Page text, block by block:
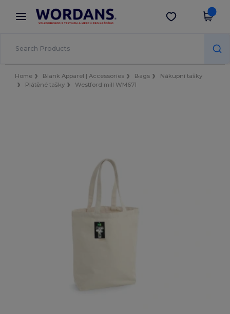
× Aplikace Wordans
Lepší ceny v aplikaci!
Stáhnout app
Home Blank Apparel | Accessories Bags
Nákupní tašky
Plátěné tašky
Westford mill WM671